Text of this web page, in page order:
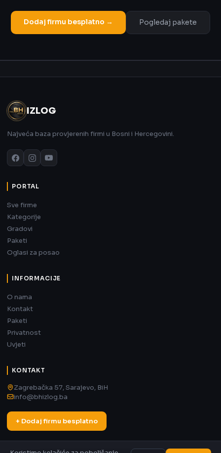
Dodaj firmu besplatno → Pogledaj pakete
IZLOG
Najveća baza provjerenih firmi u Bosni i Hercegovini.
PORTAL
Sve firme
Kategorije
Gradovi
Paketi
Oglasi za posao
INFORMACIJE
O nama
Kontakt
Paketi
Privatnost
Uvjeti
KONTAKT
Zagrebačka 57, Sarajevo, BiH
info@bhizlog.ba
+ Dodaj firmu besplatno